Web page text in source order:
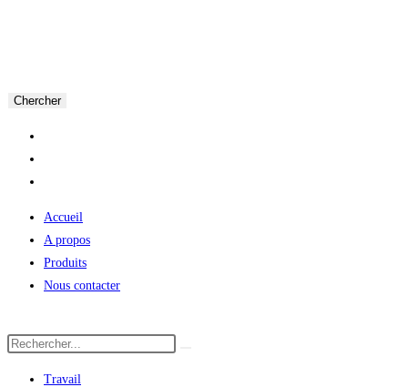
Chercher
Accueil
A propos
Produits
Nous contacter
Travail